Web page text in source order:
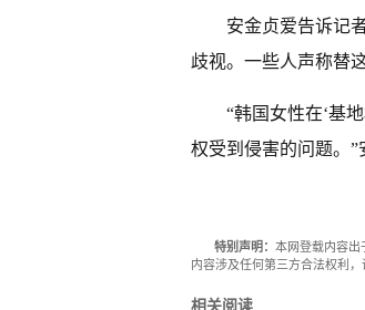
安金贞爱告诉记
歧视。一些人声称替
“韩国女性在‘基
权受到侵害的问题。”
特别声明： 本网登载内容出
内容涉及任何第三方合法权利，
相关阅读